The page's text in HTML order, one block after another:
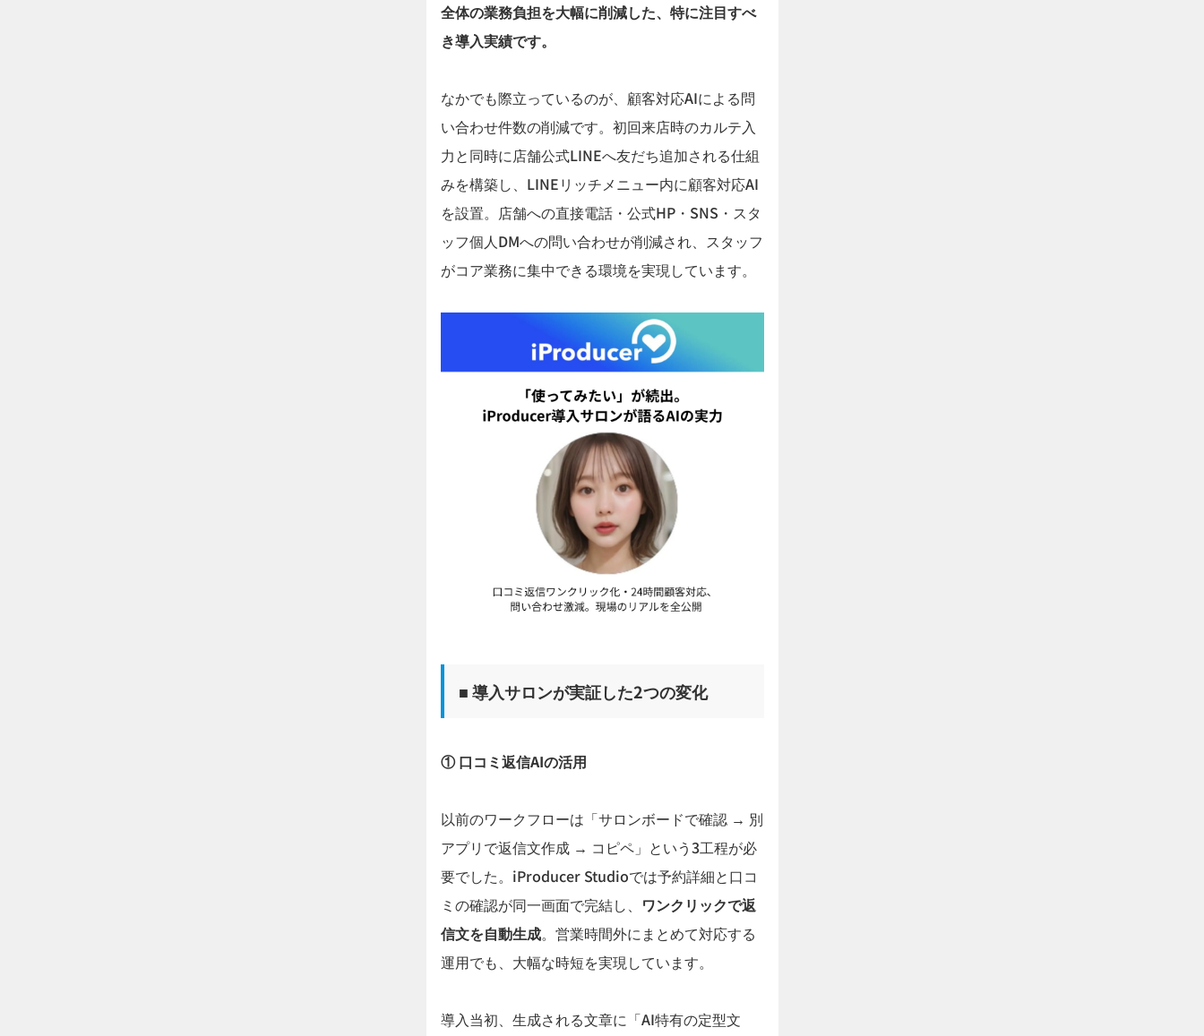
全体の業務負担を大幅に削減した、特に注目すべ
き導入実績です。
なかでも際立っているのが、顧客対応AIによる問
い合わせ件数の削減です。初回来店時のカルテ入
力と同時に店舗公式LINEへ友だち追加される仕組
みを構築し、LINEリッチメニュー内に顧客対応AI
を設置。店舗への直接電話・公式HP・SNS・スタ
ッフ個人DMへの問い合わせが削減され、スタッフ
がコア業務に集中できる環境を実現しています。
■ 導入サロンが実証した2つの変化
① 口コミ返信AIの活用
以前のワークフローは「サロンボードで確認 → 別
アプリで返信文作成 → コピペ」という3工程が必
要でした。iProducer Studioでは予約詳細と口コ
ミの確認が同一画面で完結し、 ワンクリックで返
信文を自動生成。営業時間外にまとめて対応する
運用でも、大幅な時短を実現しています。
導入当初、生成される文章に「AI特有の定型文